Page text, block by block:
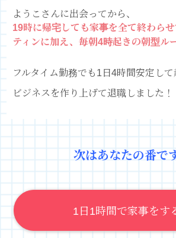
ようこさんに出会ってから、
19時に帰宅しても家事を全て終わら
ティンに加え、毎朝4時起きの朝型ル
フルタイム勤務でも 1日4時間安定し
ビジネスを作り上げて退職しました！
次はあなたの番で
1日1時間で家事をす